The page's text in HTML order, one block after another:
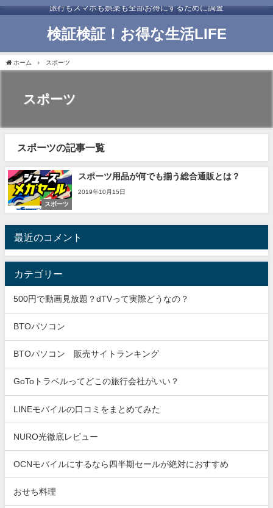
旅行もスマホも娯楽も全部お得にするために調査
検証検証！お得な生活LIFE
ホーム スポーツ
スポーツ
スポーツの記事一覧
スポーツ
スポーツ用品が何でも揃う総合通販とは？
2019年10月15日
最近のコメント
カテゴリー
500円で動画見放題？dTVって実際どうなの？
BTOパソコン
BTOパソコン 販売サイトランキング
GoToトラベルってどこの旅行会社がいい？
LINEモバイルの口コミをまとめてみた
NURO光徹底レビュー
OCNモバイルにするなら四半期セールが絶対におすすめ
おせち料理